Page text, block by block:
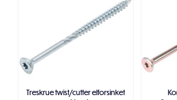
Treskrue twist/cutter elforsinket